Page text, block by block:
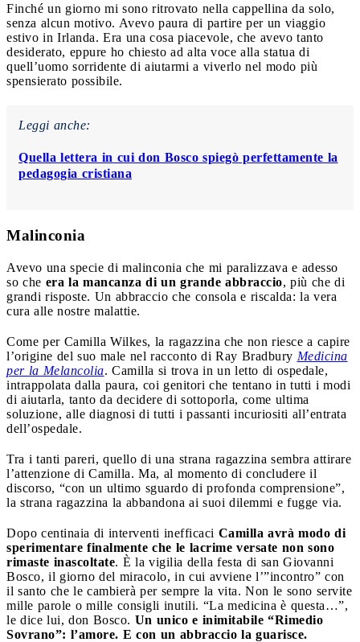
Finché un giorno mi sono ritrovato nella cappellina da solo,
senza alcun motivo. Avevo paura di partire per un viaggio
estivo in Irlanda. Era una cosa piacevole, che avevo tanto
desiderato, eppure ho chiesto ad alta voce alla statua di
quell’uomo sorridente di aiutarmi a viverlo nel modo più
spensierato possibile.
Leggi anche:
Quella lettera in cui don Bosco spiegò perfettamente la
pedagogia cristiana
Malinconia
Avevo una specie di malinconia che mi paralizzava e adesso
so che era la mancanza di un grande abbraccio, più che di
grandi risposte. Un abbraccio che consola e riscalda: la vera
cura alle nostre malattie.
Come per Camilla Wilkes, la ragazzina che non riesce a capire
l’origine del suo male nel racconto di Ray Bradbury Medicina
per la Melancolia. Camilla si trova in un letto di ospedale,
intrappolata dalla paura, coi genitori che tentano in tutti i modi
di aiutarla, tanto da decidere di sottoporla, come ultima
soluzione, alle diagnosi di tutti i passanti incuriositi all’entrata
dell’ospedale.
Tra i tanti pareri, quello di una strana ragazzina sembra attirare
l’attenzione di Camilla. Ma, al momento di concludere il
discorso, “con un ultimo sguardo di profonda comprensione”,
la strana ragazzina la abbandona ai suoi dilemmi e fugge via.
Dopo centinaia di interventi inefficaci Camilla avrà modo di
sperimentare finalmente che le lacrime versate non sono
rimaste inascoltate. È la vigilia della festa di san Giovanni
Bosco, il giorno del miracolo, in cui avviene l’”incontro” con
il santo che le cambierà per sempre la vita. Non le sono servite
mille parole o mille consigli inutili. “La medicina è questa…”,
le dice lui, don Bosco. Un unico e inimitabile “Rimedio
Sovrano”: l’amore. E con un abbraccio la guarisce.